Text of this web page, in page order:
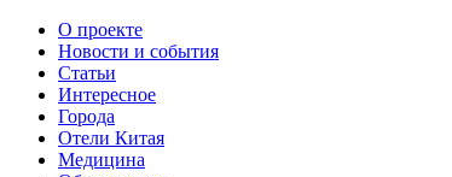
О проекте
Новости и события
Статьи
Интересное
Города
Отели Китая
Медицина